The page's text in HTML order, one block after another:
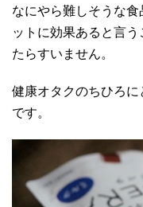
なにやら難しそうな
ットに効果あると言
たらすいません。
健康オタクのちひろ
です。